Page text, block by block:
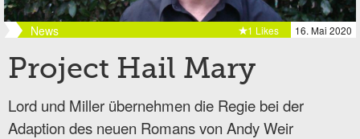
News 16. Mai 2020
1 Likes
Project Hail Mary
Lord und Miller übernehmen die Regie bei der
Adaption des neuen Romans von Andy Weir